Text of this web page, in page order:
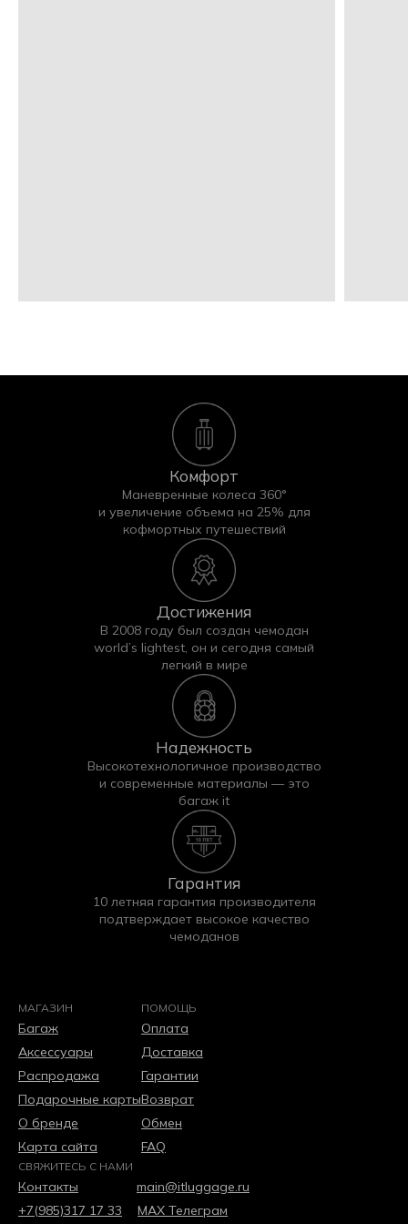
Покупайте чехлы iTCOVERS — мы гарантируем
быструю доставку и высокое качество каждого
Комфорт
Маневренные колеса 360°
и увеличение объема на 25% для
кофмортных путешествий
Достижения
В 2008 году был создан чемодан
world’s lightest, он и сегодня самый
легкий в мире
Надежность
Высокотехнологичное производство
и современные материалы — это
багаж it
Гарантия
10 летняя гарантия производителя
подтверждает высокое качество
чемоданов
МАГАЗИН
Багаж
Аксессуары
Распродажа
Подарочные карты
О бренде
Карта сайта
ПОМОЩЬ
Оплата
Доставка
Гарантии
Возврат
Обмен
FAQ
СВЯЖИТЕСЬ С НАМИ
Контакты
main@itluggage.ru
+7(985)317 17 33
МАХ Телеграм